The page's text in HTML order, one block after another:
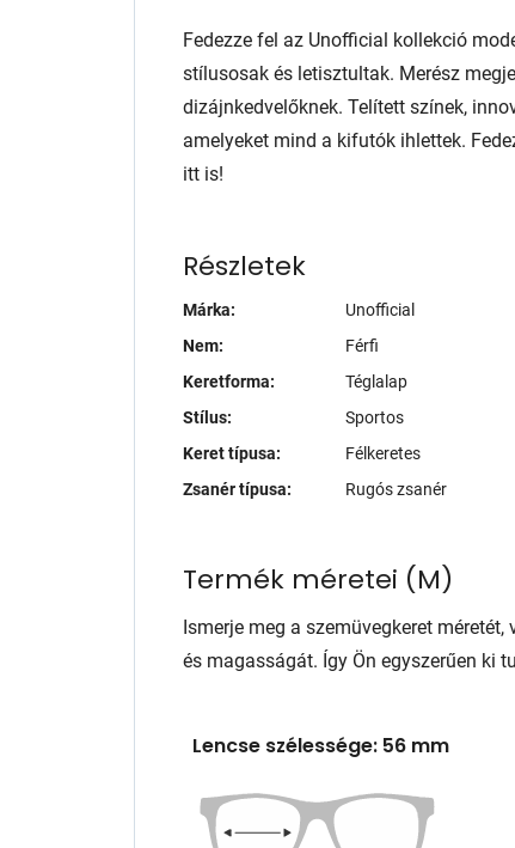
Fedezze fel az Unofficial kollekció
stílusosak és letisztultak. Merész
dizájnkedvelőknek. Telített színek,
amelyeket mind a kifutók ihlettek.
itt is!
Részletek
Márka:
Unofficial
Nem:
Férfi
Keretforma:
Téglalap
Stílus:
Sportos
Keret típusa:
Félkeretes
Zsanér típusa:
Rugós zsanér
Termék méretei (M)
Ismerje meg a szemüvegkeret
és magasságát. Így Ön egyszerűen ki
Lencse szélessége: 56 mm